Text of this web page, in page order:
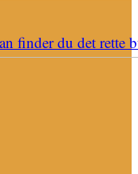
finder du det rette